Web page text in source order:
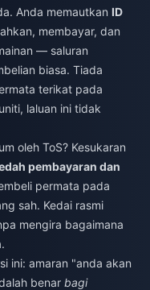
Anda memautkan ID
membayar, dan
— saluran
biasa. Tiada
terikat pada
laluan ini tidak
oleh ToS? Kesukaran
pembayaran dan
permata pada
sah. Kedai rasmi
mengira bagaimana
ini: amaran "anda akan
benar bagi